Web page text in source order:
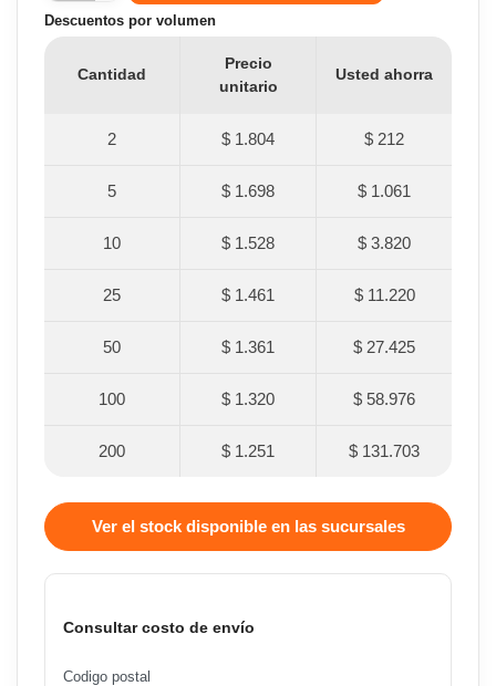
Descuentos por volumen
Cantidad
Precio
unitario
Usted ahorra
2 $ 1.804 $ 212
5 $ 1.698 $ 1.061
10 $ 1.528 $ 3.820
25 $ 1.461 $ 11.220
50 $ 1.361 $ 27.425
100 $ 1.320 $ 58.976
200 $ 1.251 $ 131.703
Ver el stock disponible en las sucursales
Consultar costo de envío
Codigo postal